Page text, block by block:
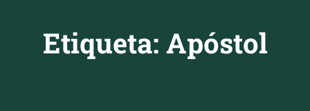
Etiqueta: Apóstol